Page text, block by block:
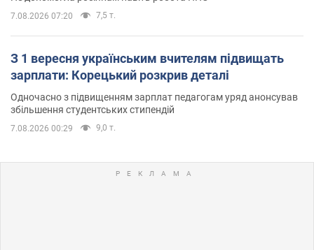
7.08.2026 07:20 7,5 т.
З 1 вересня українським вчителям підвищать
зарплати: Корецький розкрив деталі
Одночасно з підвищенням зарплат педагогам уряд анонсував
збільшення студентських стипендій
7.08.2026 00:29 9,0 т.